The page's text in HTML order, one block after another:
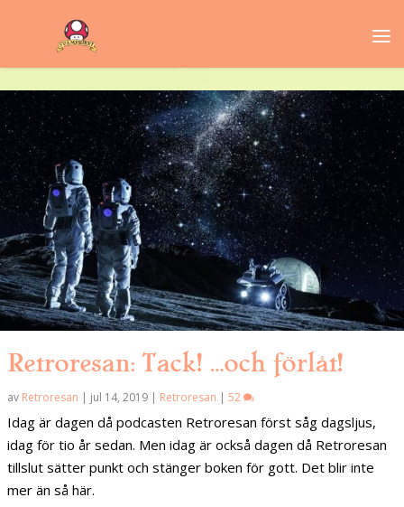
Retroresan: Tack! …och förlåt!
av Retroresan | jul 14, 2019 | Retroresan | 52
Idag är dagen då podcasten Retroresan först såg dagsljus,
idag för tio år sedan. Men idag är också dagen då Retroresan
tillslut sätter punkt och stänger boken för gott. Det blir inte
mer än så här.